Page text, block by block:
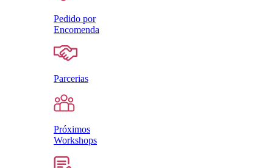
Pedido por
Encomenda
Parcerias
Próximos
Workshops